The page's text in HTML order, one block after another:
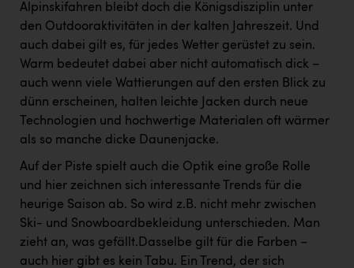
Alpinskifahren bleibt doch die Königsdisziplin unter
den Outdooraktivitäten in der kalten Jahreszeit. Und
auch dabei gilt es, für jedes Wetter gerüstet zu sein.
Warm bedeutet dabei aber nicht automatisch dick –
auch wenn viele Wattierungen auf den ersten Blick zu
dünn erscheinen, halten leichte Jacken durch neue
Technologien und hochwertige Materialen oft wärmer
als so manche dicke Daunenjacke.
Auf der Piste spielt auch die Optik eine große Rolle
und hier zeichnen sich interessante Trends für die
heurige Saison ab. So wird z.B. nicht mehr zwischen
Ski- und Snowboardbekleidung unterschieden. Man
zieht an, was gefällt.Dasselbe gilt für die Farben –
auch hier gibt es kein Tabu. Ein Trend, der sich